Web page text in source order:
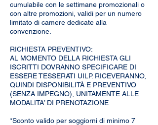
cumulabile con le settimane promozionali o
con altre promozioni, validi per un numero
limitato di camere dedicate alla
convenzione.
RICHIESTA PREVENTIVO:
AL MOMENTO DELLA RICHIESTA GLI
ISCRITTI DOVRANNO SPECIFICARE DI
ESSERE TESSERATI UILP. RICEVERANNO,
QUINDI DISPONIBILITÀ E PREVENTIVO
(SENZA IMPEGNO), UNITAMENTE ALLE
MODALITA’ DI PRENOTAZIONE
*Sconto valido per soggiorni di minimo 7